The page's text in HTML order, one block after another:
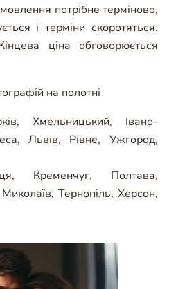
потрібне терміново,
і терміни скоротяться.
ціна обговорюється
на полотні
, Хмельницький, Івано-
, Львів, Рівне, Ужгород,
, Кременчуг, Полтава,
Миколаїв, Тернопіль, Херсон,